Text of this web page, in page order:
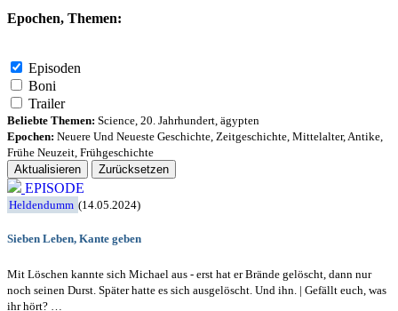
Epochen, Themen:
Episoden
Boni
Trailer
Beliebte Themen: Science 20. Jahrhundert ägypten
Epochen: Neuere Und Neueste Geschichte Zeitgeschichte Mittelalter, Antike
Frühe Neuzeit Frühgeschichte
Aktualisieren
Zurücksetzen
EPISODE
Heldendumm (14.05.2024)
Sieben Leben, Kante geben
Mit Löschen kannte sich Michael aus - erst hat er Brände gelöscht, dann nur
noch seinen Durst. Später hatte es sich ausgelöscht. Und ihn. | Gefällt euch, was
ihr hört? …